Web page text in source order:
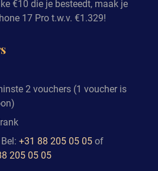
€10 die je besteedt, maak je
17 Pro t.w.v. €1.329!
2 vouchers (1 voucher is
+31 88 205 05 05 of
205 05 05